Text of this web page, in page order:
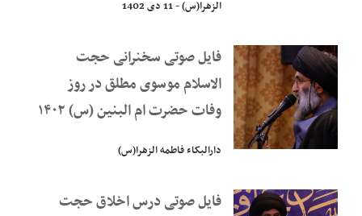
فایل صوتی سخنرانی حجت
الاسلام موسوی مطلق در روز
وفات حضرت ام البنین (س) ۱۴۰۲
دارالبکاء فاطمه الزهرا(س)
فایل صوتی درس اخلاق حجت